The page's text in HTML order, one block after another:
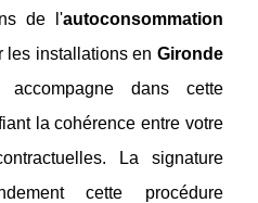
de l'autoconsommation
les installations en Gironde
dans cette
la cohérence entre votre
La signature
cette procédure